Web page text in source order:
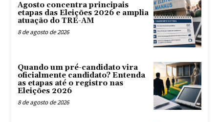
Agosto concentra principais
etapas das Eleições 2026 e amplia
atuação do TRE-AM
8 de agosto de 2026
Quando um pré-candidato vira
oficialmente candidato? Entenda
as etapas até o registro nas
Eleições 2026
8 de agosto de 2026